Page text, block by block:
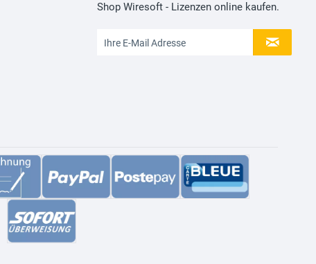
Shop Wiresoft - Lizenzen online kaufen.